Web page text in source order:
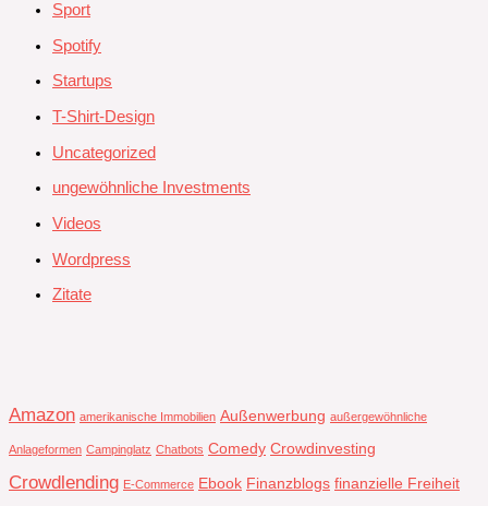
Sport
Spotify
Startups
T-Shirt-Design
Uncategorized
ungewöhnliche Investments
Videos
Wordpress
Zitate
Amazon amerikanische Immobilien Außenwerbung außergewöhnliche
Anlageformen Campinglatz Chatbots Comedy Crowdinvesting
Crowdlending E-Commerce Ebook Finanzblogs finanzielle Freiheit